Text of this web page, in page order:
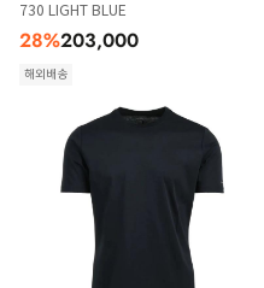
730 LIGHT BLUE
28%203,000
해외배송